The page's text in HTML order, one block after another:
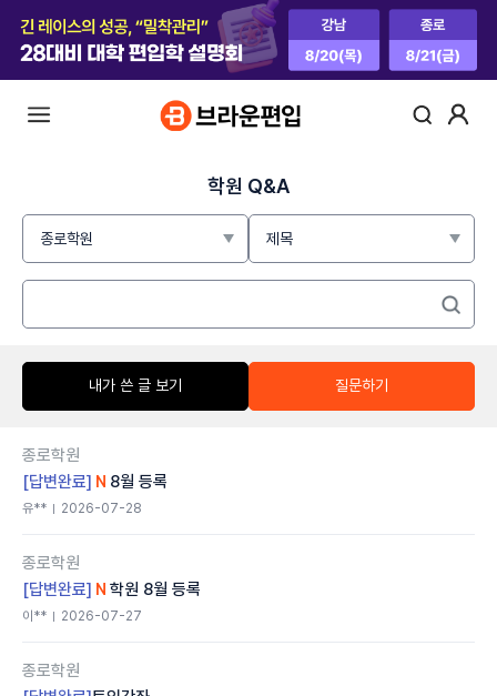
학원 Q&A
내가 쓴 글 보기 질문하기
종로학원
[답변완료] N 8월 등록
유** 2026-07-28
종로학원
[답변완료] N 학원 8월 등록
이** 2026-07-27
종로학원